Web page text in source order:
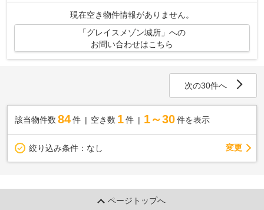
す。駐車場までの距離は159mです。換気...
現在空き物件情報がありません。
「グレイスメゾン城所」への
お問い合わせはこちら
次の30件へ
該当物件数 84件 空き数 1 件 1～30 件を表示
絞り込み条件： なし 変更
ページトップへ